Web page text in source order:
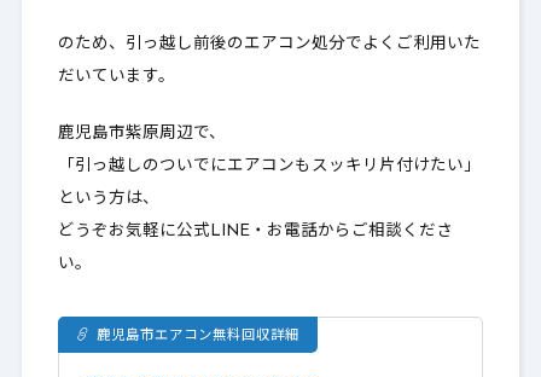
のため、引っ越し前後のエアコン処分でよくご利用いた
だいています。
鹿児島市紫原周辺で、
「引っ越しのついでにエアコンもスッキリ片付けたい」
という方は、
どうぞお気軽に公式LINE・お電話からご相談くださ
い。
鹿児島市エアコン無料回収詳細